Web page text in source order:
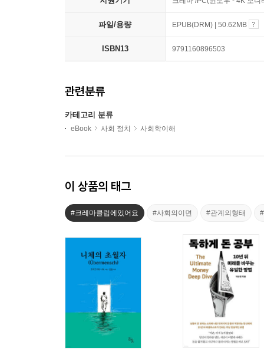
파일/용량 EPUB(DRM) | 50.62MB
ISBN13 9791160896503
관련분류
카테고리 분류
eBook 사회 정치 사회학이해
이 상품의 태그
#크레마클럽에있어요 #사회의이면 #관계의형태